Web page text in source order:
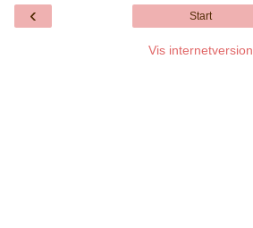
‹ Start
Vis internetversion